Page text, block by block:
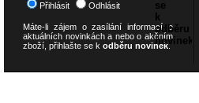
Přihlásit Odhlásit
Máte-li zájem o zasílání informací o
aktuálních novinkách a nebo o akčním
zboží, přihlašte se k odběru novinek.